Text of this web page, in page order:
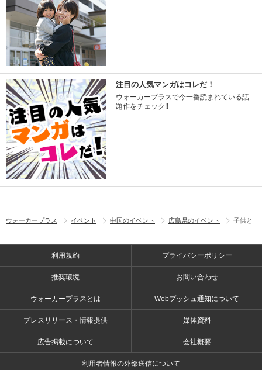
注目の人気マンガはコレだ！
ウォーカープラスで今一番読まれている話
題作をチェック!!
ウォーカープラス イベント 中国のイベント 広島県のイベント 子供と
利用規約 プライバシーポリシー
推奨環境 お問い合わせ
ウォーカープラスとは Webプッシュ通知について
プレスリリース・情報提供 媒体資料
広告掲載について 会社概要
利用者情報の外部送信について